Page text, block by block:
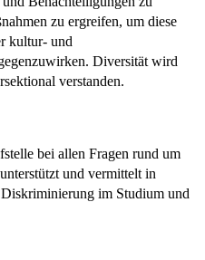
zu ergreifen, um diese
kultur- und
Diversität wird
verstanden.
bei allen Fragen rund um
und vermittelt in
im Studium und